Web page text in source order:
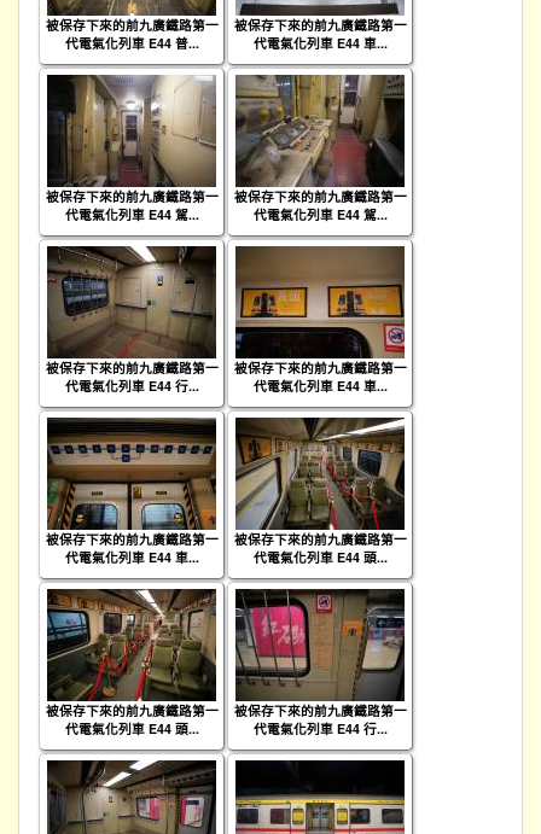
被保存下來的前九廣鐵路第一
代電氣化列車 E44 普...
被保存下來的前九廣鐵路第一
代電氣化列車 E44 車...
被保存下來的前九廣鐵路第一
代電氣化列車 E44 駕...
被保存下來的前九廣鐵路第一
代電氣化列車 E44 駕...
被保存下來的前九廣鐵路第一
代電氣化列車 E44 行...
被保存下來的前九廣鐵路第一
代電氣化列車 E44 車...
被保存下來的前九廣鐵路第一
代電氣化列車 E44 車...
被保存下來的前九廣鐵路第一
代電氣化列車 E44 頭...
被保存下來的前九廣鐵路第一
代電氣化列車 E44 頭...
被保存下來的前九廣鐵路第一
代電氣化列車 E44 行...